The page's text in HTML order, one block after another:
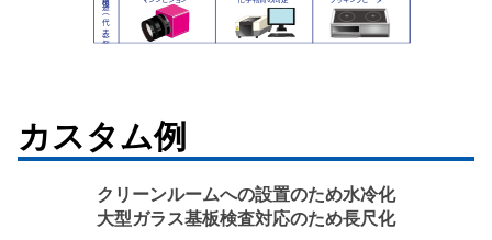
カスタム例
クリーンルームへの設置のため水冷化
大型ガラス基板検査対応のため長尺化